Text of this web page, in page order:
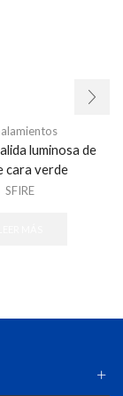
luminosa de
cara verde
SFIRE